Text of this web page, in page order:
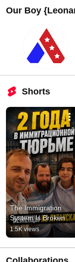
Our Boy
Shorts
The Immigration
System Is Broken
1.5K views